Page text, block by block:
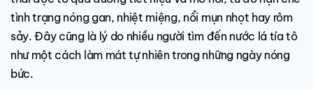
tình trạng nóng gan, nhiệt miệng, nổi mụn nhọt hay rôm
sảy. Đây cũng là lý do nhiều người tìm đến nước lá tía tô
như một cách làm mát tự nhiên trong những ngày nóng
bức.